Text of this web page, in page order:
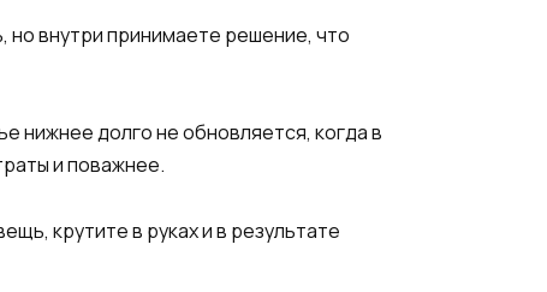
внутри принимаете решение, что
нижнее долго не обновляется, когда в
и поважнее.
крутите в руках и в результате